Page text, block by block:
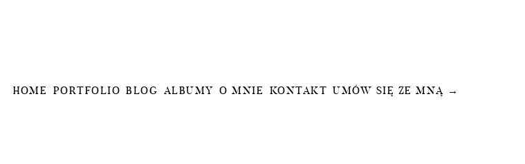
HOME PORTFOLIO BLOG ALBUMY O MNIE KONTAKT UMÓW SIĘ ZE MNĄ →